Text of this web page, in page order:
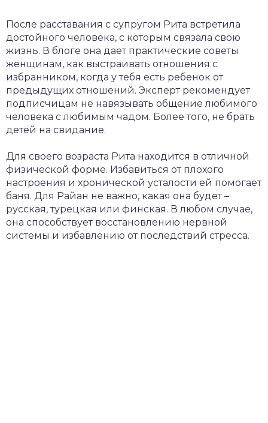
После расставания с супругом Рита встретила
достойного человека, с которым связала свою
жизнь. В блоге она дает практические советы
женщинам, как выстраивать отношения с
избранником, когда у тебя есть ребенок от
предыдущих отношений. Эксперт рекомендует
подписчицам не навязывать общение любимого
человека с любимым чадом. Более того, не брать
детей на свидание.
Для своего возраста Рита находится в отличной
физической форме. Избавиться от плохого
настроения и хронической усталости ей помогает
баня. Для Райан не важно, какая она будет –
русская, турецкая или финская. В любом случае,
она способствует восстановлению нервной
системы и избавлению от последствий стресса.